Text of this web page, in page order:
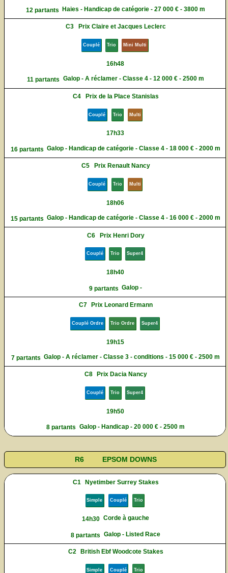
12 partants Haies - Handicap de catégorie - 27 000 € - 3800 m
C3 Prix Claire et Jacques Leclerc
Couplé Trio Mini Multi
16h48
11 partants Galop - A réclamer - Classe 4 - 12 000 € - 2500 m
C4 Prix de la Place Stanislas
Couplé Trio Multi
17h33
16 partants Galop - Handicap de catégorie - Classe 4 - 18 000 € - 2000 m
C5 Prix Renault Nancy
Couplé Trio Multi
18h06
15 partants Galop - Handicap de catégorie - Classe 4 - 16 000 € - 2000 m
C6 Prix Henri Dory
Couplé Trio Super4
18h40
9 partants Galop -
C7 Prix Leonard Ermann
Couplé Ordre Trio Ordre Super4
19h15
7 partants Galop - A réclamer - Classe 3 - conditions - 15 000 € - 2500 m
C8 Prix Dacia Nancy
Couplé Trio Super4
19h50
8 partants Galop - Handicap - 20 000 € - 2500 m
R6 EPSOM DOWNS
C1 Nyetimber Surrey Stakes
Simple Couplé Trio
14h30 Corde à gauche
8 partants Galop - Listed Race
C2 British Ebf Woodcote Stakes
Simple Couplé Trio